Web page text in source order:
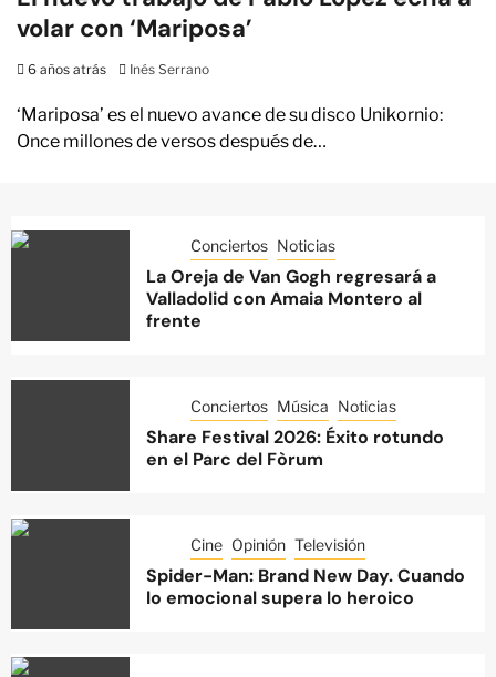
volar con ‘Mariposa’
6 años atrás Inés Serrano
‘Mariposa’ es el nuevo avance de su disco Unikornio:
Once millones de versos después de…
Conciertos Noticias
La Oreja de Van Gogh regresará a
Valladolid con Amaia Montero al
frente
Conciertos Música Noticias
Share Festival 2026: Éxito rotundo
en el Parc del Fòrum
Cine Opinión Televisión
Spider-Man: Brand New Day. Cuando
lo emocional supera lo heroico